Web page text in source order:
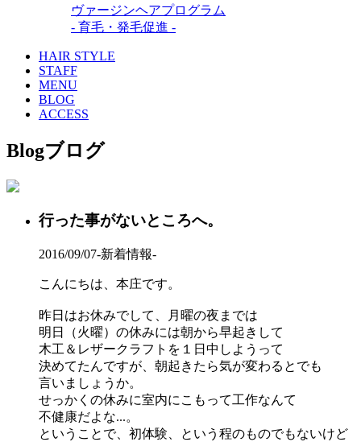
ヴァージンヘアプログラム
- 育毛・発毛促進 -
HAIR STYLE
STAFF
MENU
BLOG
ACCESS
Blogブログ
行った事がないところへ。
2016/09/07-新着情報-
こんにちは、本庄です。
昨日はお休みでして、月曜の夜までは
明日（火曜）の休みには朝から早起きして
木工＆レザークラフトを１日中しようって
決めてたんですが、朝起きたら気が変わるとでも
言いましょうか。
せっかくの休みに室内にこもって工作なんて
不健康だよな...。
ということで、初体験、という程のものでもないけど